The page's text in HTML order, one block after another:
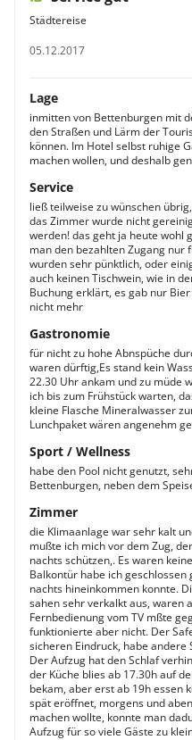
Städtereise
05.12.2017
Lage
inmitten von Bettenburgen mit
den Straßen und Lärm der
können. Im Hotel selbst ruhige
machen wollen, und deshalb
Service
ließ teilweise zu wünschen
das Zimmer wurde nicht
werden! das geht ja heute wohl
man den bezahlten Zugang nur
wurden sehr pünktlich, oder
auch keinen Tischwein, wie in
Buchung erklärt, es gab nur
nicht mehr
Gastronomie
für nicht zu hohe Abnspüche
waren dürftig,Es stand kein
22.30 Uhr ankam und zu müde
ich bis zum Frühstück warten,
kleine Flasche Mineralwasser
Lunchpaket wären angenehm
Sport / Wellness
habe den Pool nicht genutzt,
Bettenburgen, neben dem
Zimmer
die Klimaanlage war sehr kalt
mußte ich mich vor dem Zug,
nachts schützen,. Es waren
Balkontür habe ich
nachts hineinkommen konnte.
sahen sehr verkalkt aus, waren
Fernbedienung vom TV mßte
funktionierte aber nicht. Der
sicheren Eindruck, habe
Der Aufzug hat den Schlaf
der Küche blies ab 17.30h auf
bekam, aber erst ab 19h essen
spät eröffnet, morgens und
machen wollte, konnte man
Aufzug für so viele Gäste zu